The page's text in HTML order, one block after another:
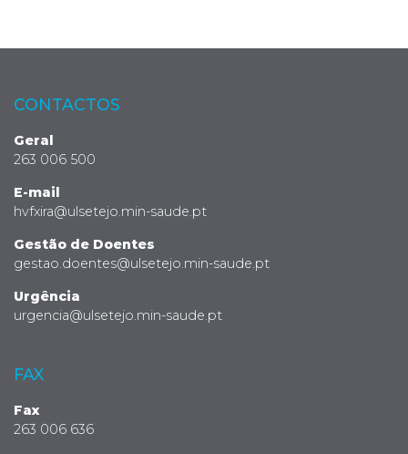
CONTACTOS
Geral
263 006 500
E-mail
hvfxira@ulsetejo.min-saude.pt
Gestão de Doentes
gestao.doentes@ulsetejo.min-saude.pt
Urgência
urgencia@ulsetejo.min-saude.pt
FAX
Fax
263 006 636